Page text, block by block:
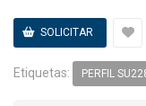
Etiquetas: PERFIL